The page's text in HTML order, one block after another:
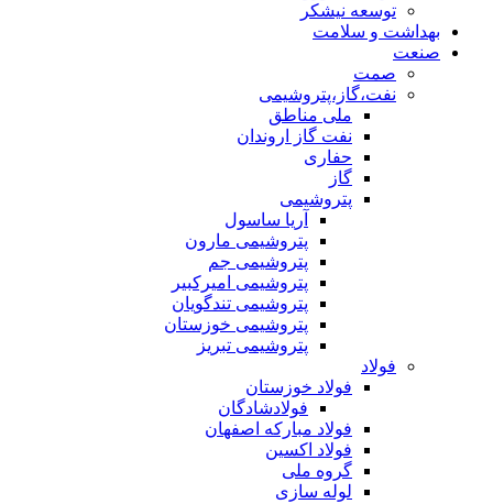
توسعه نیشکر
بهداشت و سلامت
صنعت
صمت
نفت،گاز،پتروشیمی
ملی مناطق
نفت گاز اروندان
حفاری
گاز
پتروشیمی
آریا ساسول
پتروشیمی مارون
پتروشیمی جم
پتروشیمی امیرکبیر
پتروشیمی تندگویان
پتروشیمی خوزستان
پتروشیمی تبریز
فولاد
فولاد خوزستان
فولادشادگان
فولاد مبارکه اصفهان
فولاد اکسین
گروه ملی
لوله سازی